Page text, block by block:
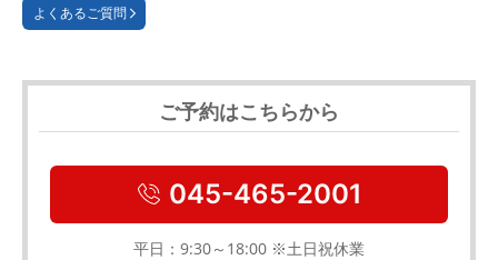
よくあるご質問
ご予約はこちらから
045-465-2001
平日：9:30～18:00 ※土日祝休業